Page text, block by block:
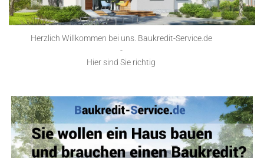
Herzlich Willkommen bei uns. Baukredit-Service.de
-
Hier sind Sie richtig